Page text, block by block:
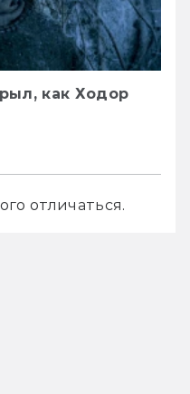
как Ходор
отличаться.